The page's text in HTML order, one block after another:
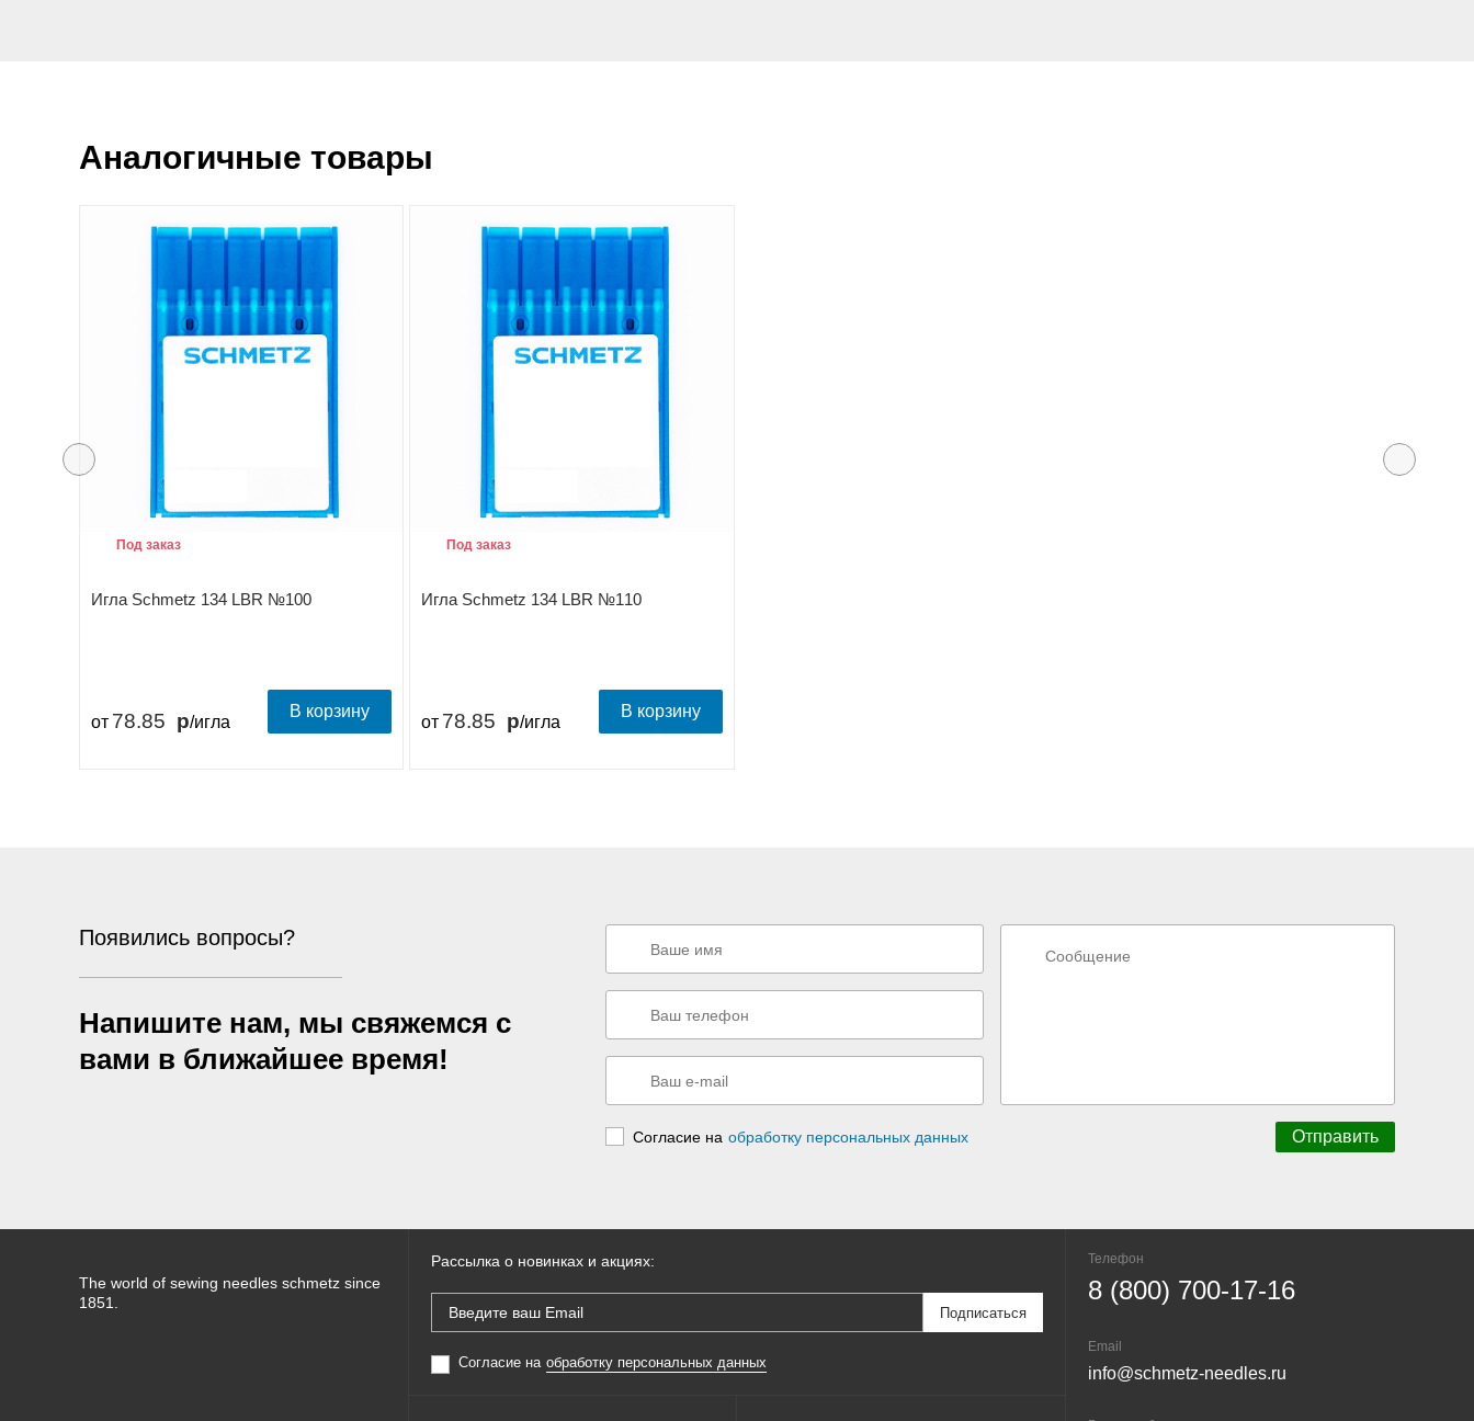
Аналогичные товары
Игла Schmetz 134 LBR №100
Под заказ
от 78.85 /игла
В корзину
Игла Schmetz 134 LBR №110
Под заказ
от 78.85 /игла
В корзину
Появились вопросы?
Напишите нам, мы свяжемся с
вами в ближайшее время!
Согласие на обработку персональных данных
The world of sewing needles schmetz since
1851.
Рассылка о новинках и акциях:
Согласие на обработку персональных данных
Телефон
8 (800) 700-17-16
Email
info@schmetz-needles.ru